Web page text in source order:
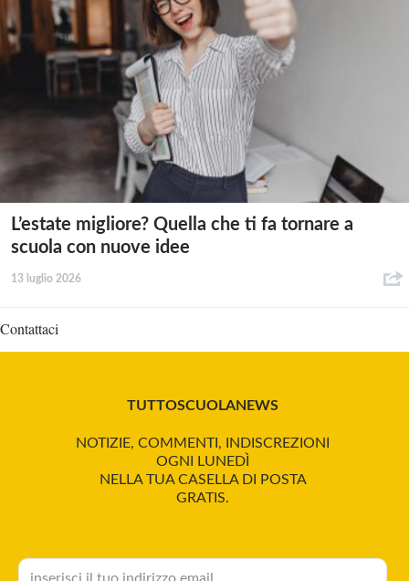
L’estate migliore? Quella che ti fa tornare a
scuola con nuove idee
13 luglio 2026
Contattaci
TUTTOSCUOLANEWS
NOTIZIE, COMMENTI, INDISCREZIONI
OGNI LUNEDÌ
NELLA TUA CASELLA DI POSTA
GRATIS.